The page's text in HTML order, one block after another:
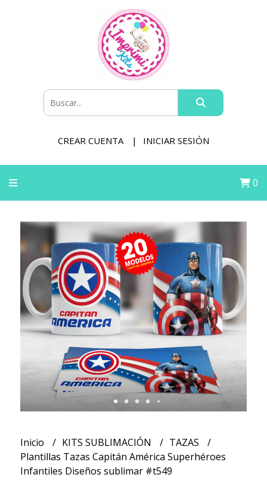
CREAR CUENTA INICIAR SESIÓN
0
Inicio KITS SUBLIMACIÓN
TAZAS
Plantillas Tazas Capitán América Superhéroes
Infantiles Diseños sublimar #t549